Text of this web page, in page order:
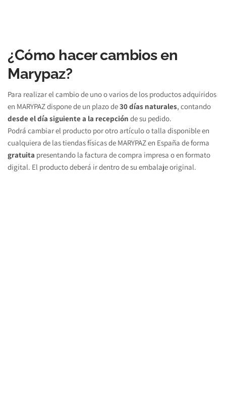
¿Cómo hacer cambios en
Marypaz?
Para realizar el cambio de uno o varios de los productos adquiridos
en MARYPAZ dispone de un plazo de 30 días naturales
desde el día siguiente a la recepción de su pedido.
Podrá cambiar el producto por otro artículo o talla disponible en
gratuita presentando la factura de compra impresa o en formato
digital. El producto deberá ir dentro de su embalaje original.